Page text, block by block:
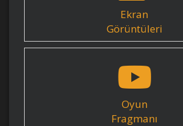
Ekran
Görüntüleri
Oyun
Fragmanı